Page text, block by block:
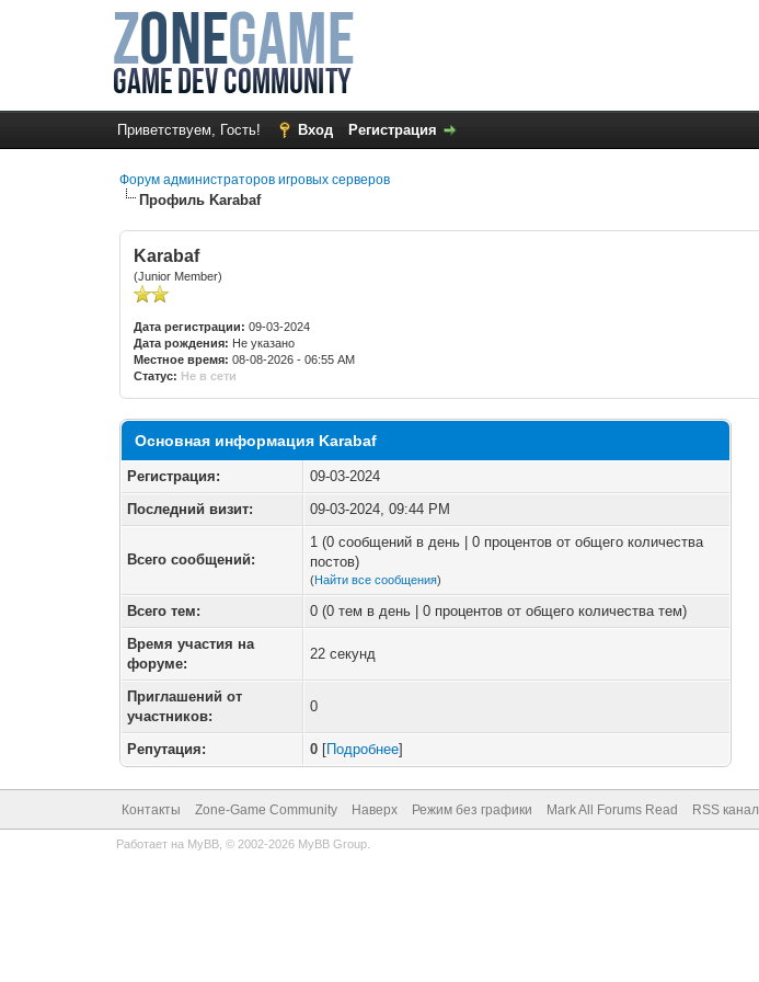
Приветствуем, Гость! Вход Регистрация
Форум администраторов игровых серверов
Профиль Karabaf
Karabaf
(Junior Member)
Дата регистрации: 09-03-2024
Дата рождения: Не указано
Местное время: 08-08-2026 - 06:55 AM
Статус: Не в сети
Основная информация Karabaf
Регистрация:
09-03-2024
Последний визит:
09-03-2024, 09:44 PM
Всего сообщений:
1 (0 сообщений в день | 0 процентов от общего количества
постов)
(Найти все сообщения)
Всего тем:
0 (0 тем в день | 0 процентов от общего количества тем)
Время участия на
форуме:
22 секунд
Приглашений от
участников:
0
Репутация: 0 [Подробнее]
Контакты Zone-Game Community Наверх Режим без графики Mark All Forums Read RSS канал
Работает на MyBB, © 2002-2026 MyBB Group.